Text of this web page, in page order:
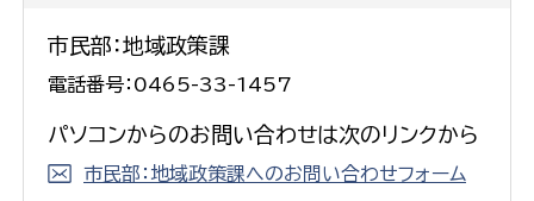
市民部：地域政策課
電話番号：0465-33-1457
パソコンからのお問い合わせは次のリンクから
市民部：地域政策課へのお問い合わせフォーム